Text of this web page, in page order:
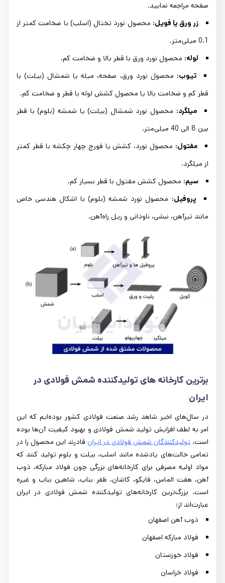
صفحه مراجعه نمایید.
زر ورق یا فویل: محصول نورد تختال (اسلب) با ضخامت کمتر از
0.1 میلی‌متر.
لوله: محصول نورد ورق با قطر بالا و ضخامت کم.
تیوب: محصول نورد ورق، صفحه، میله یا شمشال (بیلت) با
قطر کم و ضخامت بالا یا محصول کشش لوله با قطر و ضخامت کم.
میلگرد: محصول نورد شمشال (بیلت) یا شمشه (بلوم) با قطر
بین 8 الی 40 میلی‌متر.
مفتول: محصول نورد، کشش یا فورج چهار چکشه با قطر کمتر
از میلگرد.
سیم: محصول کشش مفتول با قطر بسیار کم.
پروفیل: محصول نورد شمشه (بلوم) با اشکال هندسی خاص
مانند تیرآهن، نبشی، ناودانی و ریل راه‌آهن.
برترین کارخانه‌ های تولیدکننده شمش فولادی در
ایران
در سال‌های اخیر شاهد رشد صنعت فولادی کشور بوده‌ایم که این
امر به لطف افزایش تولید شمش فولادی و بهبود کیفیت آن‌ها بوده
است. تولیدکنندگان شمش فولادی در ایران قادرند این محصول را در
تمامی حالت‌های یادشده مانند اسلب، بیلت و بلوم تولید کنند که
مواد اولیه مصرفی برای کارخانه‌های بزرگی چون فولاد مبارکه، ذوب
آهن، هفت الماس، فایکو، کاشان، ظفر بناب، شاهین بناب و غیره
است. بزرگ‌ترین کارخانه‌های تولیدکننده شمش فولادی در ایران
عبارت‌اند از:
ذوب آهن اصفهان
فولاد مبارکه اصفهان
فولاد خوزستان
فولاد خراسان